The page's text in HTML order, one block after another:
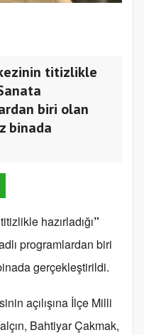
titizlikle
biri olan
binada
hazırladığı”
programlardan biri
gerçekleştirildi.
açılışına İlçe Milli
Bahtiyar Çakmak,